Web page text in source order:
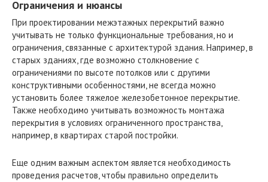
Ограничения и нюансы
При проектировании межэтажных перекрытий важно
учитывать не только функциональные требования, но и
ограничения, связанные с архитектурой здания. Например, в
старых зданиях, где возможно столкновение с
ограничениями по высоте потолков или с другими
конструктивными особенностями, не всегда можно
установить более тяжелое железобетонное перекрытие.
Также необходимо учитывать возможность монтажа
перекрытия в условиях ограниченного пространства,
например, в квартирах старой постройки.
Еще одним важным аспектом является необходимость
проведения расчетов, чтобы правильно определить